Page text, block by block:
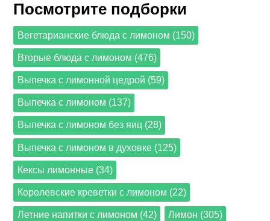
Посмотрите подборки
Вегетарианские блюда с лимоном (150)
Вторые блюда с лимоном (476)
Выпечка с лимонной цедрой (59)
Выпечка с лимоном (137)
Выпечка с лимоном без яиц (28)
Выпечка с лимоном в духовке (125)
Кексы лимонные (34)
Королевские креветки с лимоном (22)
Летние напитки с лимоном (42) Лимон (305)